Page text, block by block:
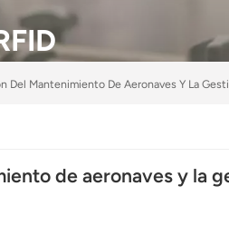
Del Mantenimiento De Aeronaves Y La
de aeronaves y la